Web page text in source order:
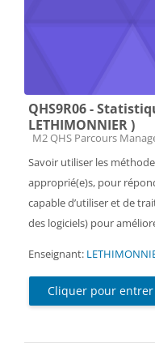
QHS9R06 -
LETHIMONNIER )
Catégorie de cours
M2 QHS Parcours
Savoir utiliser les
approprié(e)s, pour
capable d’utiliser et de
des logiciels) pour
Enseignant:
Cliquer pour